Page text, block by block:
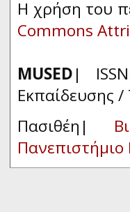
Η χρήση του
Commons
MUSED|
Εκπαίδευσης
Πασιθέη|